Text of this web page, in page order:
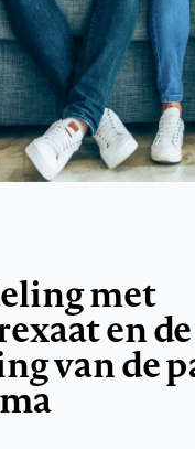
met
en de
van de